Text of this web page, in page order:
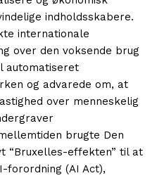
indholdsskabere.
internationale
over den voksende brug
automatiseret
og advarede om, at
over menneskelig
brugte Den
“Bruxelles-effekten” til at
forordning (AI Act),